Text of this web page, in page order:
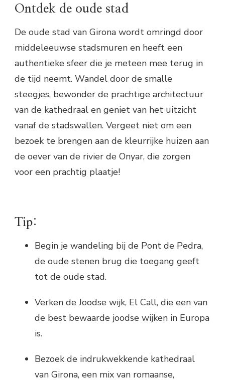
Ontdek de oude stad
De oude stad van Girona wordt omringd door
middeleeuwse stadsmuren en heeft een
authentieke sfeer die je meteen mee terug in
de tijd neemt. Wandel door de smalle
steegjes, bewonder de prachtige architectuur
van de kathedraal en geniet van het uitzicht
vanaf de stadswallen. Vergeet niet om een
bezoek te brengen aan de kleurrijke huizen aan
de oever van de rivier de Onyar, die zorgen
voor een prachtig plaatje!
Tip:
Begin je wandeling bij de Pont de Pedra,
de oude stenen brug die toegang geeft
tot de oude stad.
Verken de Joodse wijk, El Call, die een van
de best bewaarde joodse wijken in Europa
is.
Bezoek de indrukwekkende kathedraal
van Girona, een mix van romaanse,